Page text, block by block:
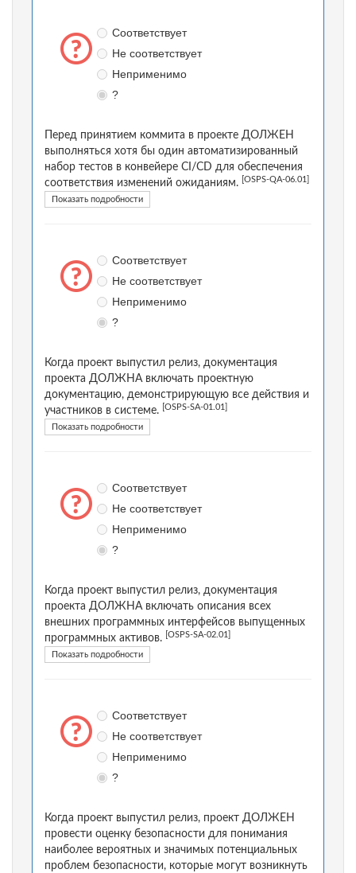
Соответствует
Не соответствует
Неприменимо
?
Перед принятием коммита в проекте ДОЛЖЕН
выполняться хотя бы один автоматизированный
набор тестов в конвейере CI/CD для обеспечения
соответствия изменений ожиданиям.
[OSPS-QA-06.01]
Показать подробности
Соответствует
Не соответствует
Неприменимо
?
Когда проект выпустил релиз, документация
проекта ДОЛЖНА включать проектную
документацию, демонстрирующую все действия и
участников в системе.
[OSPS-SA-01.01]
Показать подробности
Соответствует
Не соответствует
Неприменимо
?
Когда проект выпустил релиз, документация
проекта ДОЛЖНА включать описания всех
внешних программных интерфейсов выпущенных
программных активов.
[OSPS-SA-02.01]
Показать подробности
Соответствует
Не соответствует
Неприменимо
?
Когда проект выпустил релиз, проект ДОЛЖЕН
провести оценку безопасности для понимания
наиболее вероятных и значимых потенциальных
проблем безопасности, которые могут возникнуть